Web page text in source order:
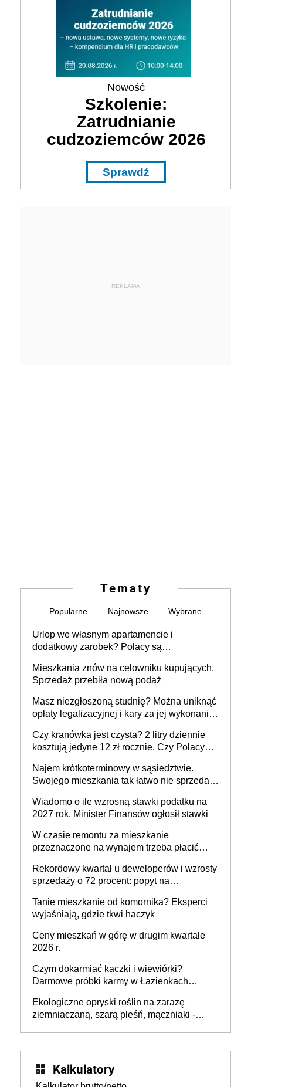
Nowość
Szkolenie:
Zatrudnianie
cudzoziemców 2026
Sprawdź
REKLAMA
Tematy
Popularne Najnowsze Wybrane
Urlop we własnym apartamencie i
dodatkowy zarobek? Polacy są
Mieszkania znów na celowniku kupujących.
Sprzedaż przebiła nową podaż
Masz niezgłoszoną studnię? Można uniknąć
opłaty legalizacyjnej i kary za jej wykonanie,
Czy kranówka jest czysta? 2 litry dziennie
kosztują jedyne 12 zł rocznie. Czy Polacy
Najem krótkoterminowy w sąsiedztwie.
Swojego mieszkania tak łatwo nie sprzedaż
Wiadomo o ile wzrosną stawki podatku na
2027 rok. Minister Finansów ogłosił stawki
W czasie remontu za mieszkanie
przeznaczone na wynajem trzeba płacić
realizuje w nim potrzeb mieszkaniowych
Rekordowy kwartał u deweloperów i wzrosty
sprzedaży o 72 procent: popyt na
Tanie mieszkanie od komornika? Eksperci
wyjaśniają, gdzie tkwi haczyk
Ceny mieszkań w górę w drugim kwartale
2026 r.
Czym dokarmiać kaczki i wiewiórki?
Darmowe próbki karmy w Łazienkach
edukacyjna]
Ekologiczne opryski roślin na zarazę
ziemniaczaną, szarą pleśń, mączniaki -
Kalkulatory